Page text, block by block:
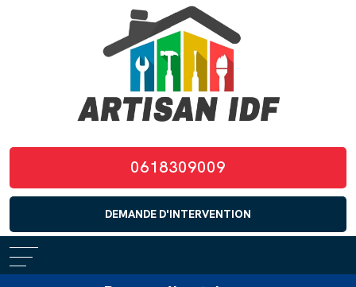
0618309009
DEMANDE D'INTERVENTION